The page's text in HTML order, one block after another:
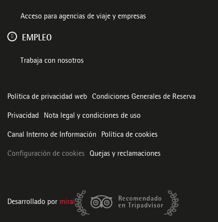
Acceso para agencias de viaje y empresas
EMPLEO
Trabaja con nosotros
Política de privacidad web Condiciones Generales de Reserva
Privacidad Nota legal y condiciones de uso
Canal Interno de Información Política de cookies
Configuración de cookies Quejas y reclamaciones
Desarrollado por mirai